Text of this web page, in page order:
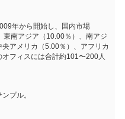
年から開始し、国内市場
東南アジア（10.00％）、南アジ
アメリカ（5.00％）、アフリカ
オフィスには合計約101〜200人
プル。